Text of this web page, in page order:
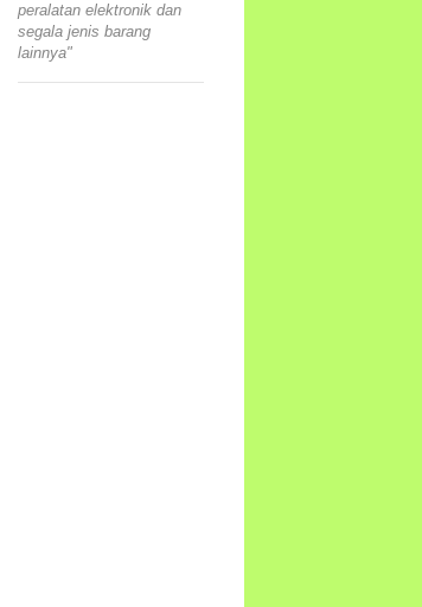
peralatan elektronik dan
segala jenis barang
lainnya"